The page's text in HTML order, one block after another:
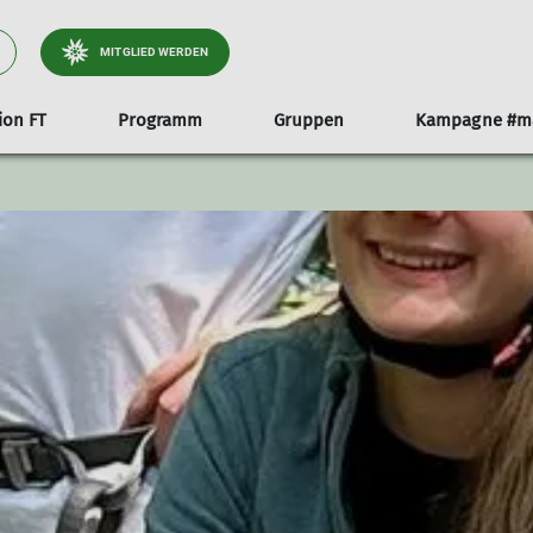
MITGLIED WERDEN
FT
Mitgliedschaft Sektionsheft -
Programm
Wanderungen
Mittwochswanderungen
Radtour
Bilder unserer Touren
Felskurse
Gruppen
Familie
kinderfreundliche Tourenplanung
Wandern mit Kindern
Kampagne
Klettern